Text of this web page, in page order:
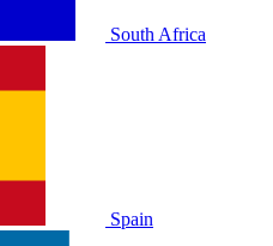
South Africa
Spain